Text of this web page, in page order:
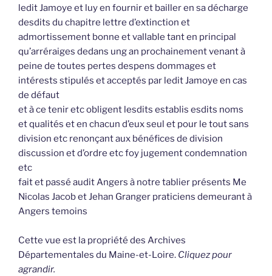
ledit Jamoye et luy en fournir et bailler en sa décharge
desdits du chapitre lettre d’extinction et
admortissement bonne et vallable tant en principal
qu’arréraiges dedans ung an prochainement venant à
peine de toutes pertes despens dommages et
intérests stipulés et acceptés par ledit Jamoye en cas
de défaut
et à ce tenir etc obligent lesdits establis esdits noms
et qualités et en chacun d’eux seul et pour le tout sans
division etc renonçant aux bénéfices de division
discussion et d’ordre etc foy jugement condemnation
etc
fait et passé audit Angers à notre tablier présents Me
Nicolas Jacob et Jehan Granger praticiens demeurant à
Angers temoins
Cette vue est la propriété des Archives
Départementales du Maine-et-Loire. Cliquez pour
agrandir.